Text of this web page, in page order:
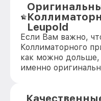
Leupold
Если Вам важно,
Коллиматорного
как можно дольше,
именно